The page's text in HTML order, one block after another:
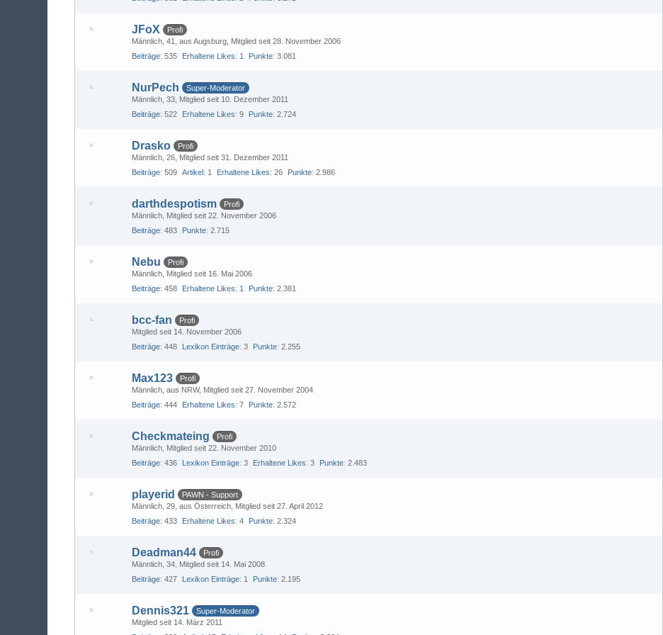
JFoX
Profi
Männlich 41 aus Augsburg Mitglied seit 28. November 2006
Beiträge 535 Erhaltene Likes 1 Punkte 3.081
NurPech
Super-Moderator
Männlich 33 Mitglied seit 10. Dezember 2011
Beiträge 522 Erhaltene Likes 9 Punkte 2.724
Drasko
Profi
Männlich 26 Mitglied seit 31. Dezember 2011
Beiträge 509 Artikel 1 Erhaltene Likes 26 Punkte 2.986
darthdespotism
Profi
Männlich Mitglied seit 22. November 2006
Beiträge 483 Punkte 2.715
Nebu
Profi
Männlich Mitglied seit 16. Mai 2006
Beiträge 458 Erhaltene Likes 1 Punkte 2.381
bcc-fan
Profi
Mitglied seit 14. November 2006
Beiträge 448 Lexikon Einträge 3 Punkte 2.255
Max123
Profi
Männlich aus NRW Mitglied seit 27. November 2004
Beiträge 444 Erhaltene Likes 7 Punkte 2.572
Checkmateing
Profi
Männlich Mitglied seit 22. November 2010
Beiträge 436 Lexikon Einträge 3 Erhaltene Likes 3 Punkte 2.483
playerid
PAWN - Support
Männlich 29 aus Österreich Mitglied seit 27. April 2012
Beiträge 433 Erhaltene Likes 4 Punkte 2.324
Deadman44
Profi
Männlich 34 Mitglied seit 14. Mai 2008
Beiträge 427 Lexikon Einträge 1 Punkte 2.195
Dennis321
Super-Moderator
Mitglied seit 14. März 2011